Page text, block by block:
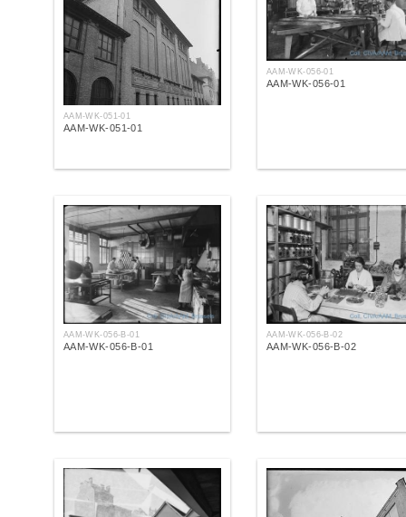
AAM-WK-051-01
AAM-WK-051-01
AAM-WK-056-01
AAM-WK-056-01
AAM-WK-056-B-01
AAM-WK-056-B-01
AAM-WK-056-B-02
AAM-WK-056-B-02